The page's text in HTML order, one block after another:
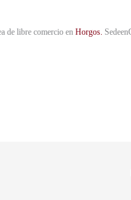
de libre comercio enHorgos.